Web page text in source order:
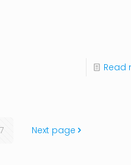
Read
Next page